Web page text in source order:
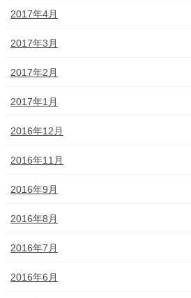
2017年4月
2017年3月
2017年2月
2017年1月
2016年12月
2016年11月
2016年9月
2016年8月
2016年7月
2016年6月